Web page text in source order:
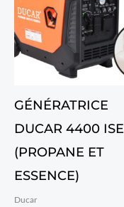
GÉNÉRATRICE
DUCAR 4400 ISE
(PROPANE ET
ESSENCE)
Ducar